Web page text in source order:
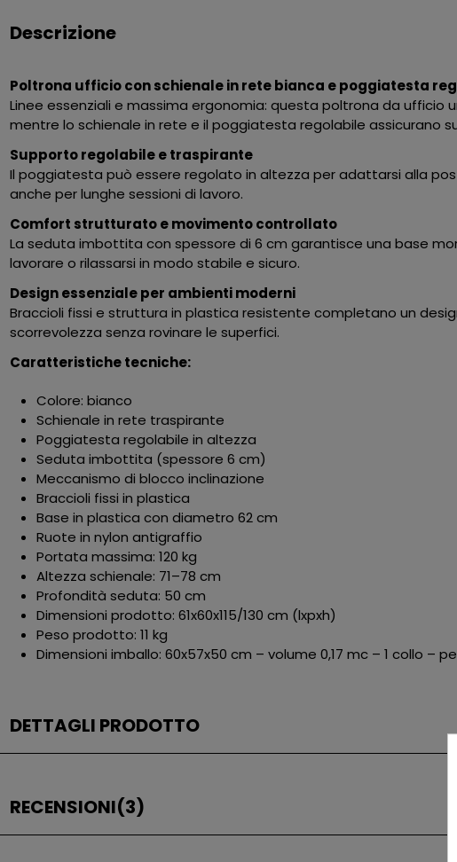
Descrizione
Poltrona ufficio con schienale in rete bianca e poggiatesta
Linee essenziali e massima ergonomia: questa poltrona da
mentre lo schienale in rete e il poggiatesta regolabile assicurano
Supporto regolabile e traspirante
Il poggiatesta può essere regolato in altezza per adattarsi alla
anche per lunghe sessioni di lavoro.
Comfort strutturato e movimento controllato
La seduta imbottita con spessore di 6 cm garantisce una base
lavorare o rilassarsi in modo stabile e sicuro.
Design essenziale per ambienti moderni
Braccioli fissi e struttura in plastica resistente completano un
scorrevolezza senza rovinare le superfici.
Caratteristiche tecniche:
Colore: bianco
Schienale in rete traspirante
Poggiatesta regolabile in altezza
Seduta imbottita (spessore 6 cm)
Meccanismo di blocco inclinazione
Braccioli fissi in plastica
Base in plastica con diametro 62 cm
Ruote in nylon antigraffio
Portata massima: 120 kg
Altezza schienale: 71–78 cm
Profondità seduta: 50 cm
Dimensioni prodotto: 61x60x115/130 cm (lxpxh)
Peso prodotto: 11 kg
Dimensioni imballo: 60x57x50 cm – volume 0,17 mc – 1 collo –
DETTAGLI PRODOTTO
RECENSIONI(3)